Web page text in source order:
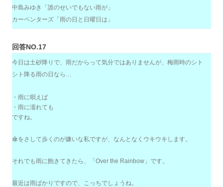
中島みゆき「誰のせいでもない雨が」
カーペンターズ「雨の日と日曜日は」
回答NO.17
今日は土砂降りで、雨だからって気分ではありませんが、梅雨時のシト
シト降る雨の日なら…
・雨に唄えば
・雨に濡れても
ですね。
傘をさして歩くのが嫌いな私ですが、なんとなくウキウキします。
それでも雨に飽きてきたら、「Over the Rainbow」です。
最近は雨ばかりですので、こっちでしょうね。